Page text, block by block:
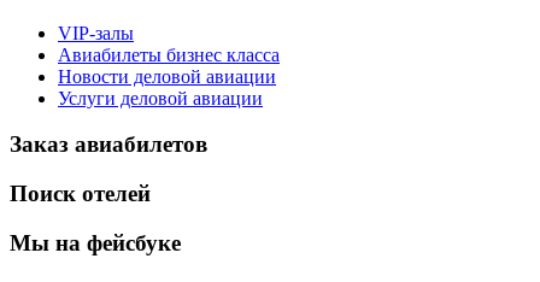
VIP-залы
Авиабилеты бизнес класса
Новости деловой авиации
Услуги деловой авиации
Заказ авиабилетов
Поиск отелей
Мы на фейсбуке